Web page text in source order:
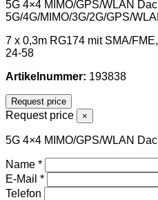
5G 4×4 MIMO/GPS/WLAN
5G/4G/MIMO/3G/2G/GPS/
7 x 0,3m RG174 mit SMA/
24-58
Artikelnummer: 193838
Request price
Request price ×
5G 4×4 MIMO/GPS/WLAN
Name *
E-Mail *
Telefon